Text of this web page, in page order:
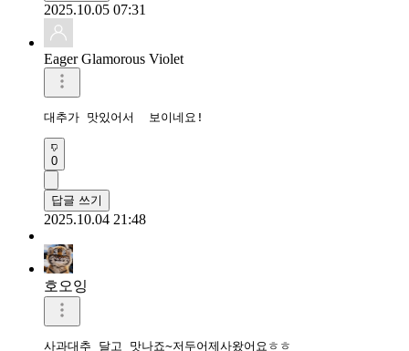
2025.10.05 07:31
Eager Glamorous Violet
대추가 맛있어서  보이네요!
0
답글 쓰기
2025.10.04 21:48
호오잉
사과대추 달고 맛나죠~저두어제사왔어요ㅎㅎ